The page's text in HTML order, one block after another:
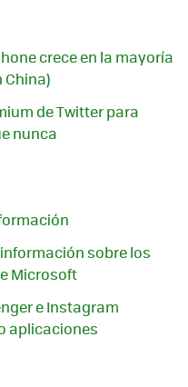
crece en la mayoría
China)
de Twitter para
nunca
sobre los
Microsoft
e Instagram
aplicaciones